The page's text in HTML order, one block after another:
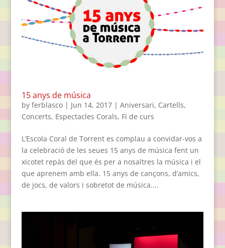
15 anys de música
by ferblasco| Jun 14, 2017| Aniversari, Cartells,
Concerts, Espectacles Corals, Fi de curs
L’Escola Coral de Torrent es complau a convidar-vos a
la celebració de les seues 15 anys de música fent un
xicotet repàs del que és per a nosaltres la música i el
que aprenem amb ella. 15 anys de cançons, d’amics,
de jocs, de valors i sobretot de música....